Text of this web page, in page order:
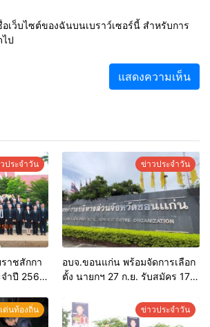
เว็บไซต์ของฉันบนเบราว์เซอร์นี้ สำหรับการ
ป
ประจำวัน
าชสักกา
ำปี 2569
อันดีของ
าร
ข่าวประจำวัน
อบจ.ขอนแก่น พร้อมจัดการเลือก
ตั้ง นายกฯ 27 ก.ย. รับสมัคร 17-
การเลือกตั้งหากคุณสมบัติครบ
มั่นใจคนใช้สิทธิ์ทะลุ 70%
ด่นท้องถิ่น ข่าวประจำวัน